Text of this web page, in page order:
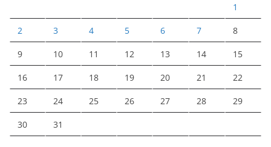
1
2 3 4 5 6 7 8
9 10 11 12 13 14 15
16 17 18 19 20 21 22
23 24 25 26 27 28 29
30 31